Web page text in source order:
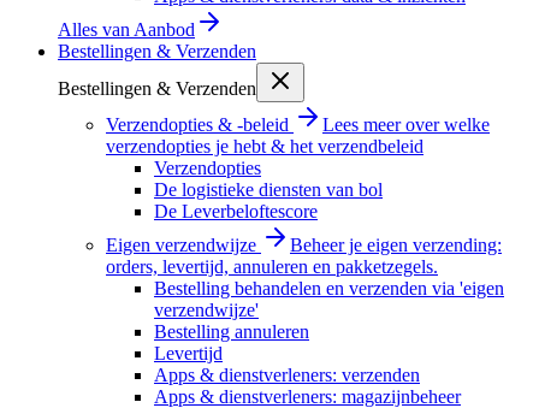
Alles van Aanbod
Bestellingen & Verzenden
Bestellingen & Verzenden
Verzendopties & -beleid
Lees meer over welke
verzendopties je hebt & het verzendbeleid
Verzendopties
De logistieke diensten van bol
De Leverbeloftescore
Eigen verzendwijze
Beheer je eigen verzending:
orders, levertijd, annuleren en pakketzegels.
Bestelling behandelen en verzenden via 'eigen
verzendwijze'
Bestelling annuleren
Levertijd
Apps & dienstverleners: verzenden
Apps & dienstverleners: magazijnbeheer